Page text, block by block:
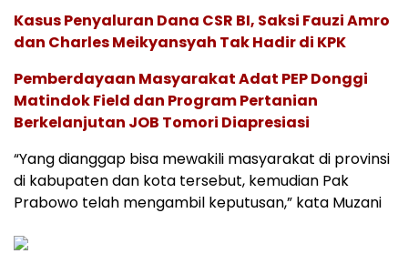
Kasus Penyaluran Dana CSR BI, Saksi Fauzi Amro
dan Charles Meikyansyah Tak Hadir di KPK
Pemberdayaan Masyarakat Adat PEP Donggi
Matindok Field dan Program Pertanian
Berkelanjutan JOB Tomori Diapresiasi
“Yang dianggap bisa mewakili masyarakat di provinsi
di kabupaten dan kota tersebut, kemudian Pak
Prabowo telah mengambil keputusan,” kata Muzani